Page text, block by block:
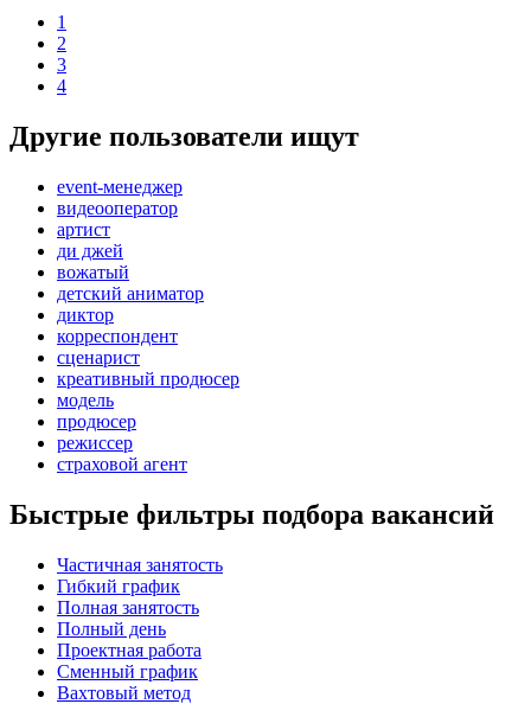
1
2
3
4
Другие пользователи ищут
event-менеджер
видеооператор
артист
ди джей
вожатый
детский аниматор
диктор
корреспондент
сценарист
креативный продюсер
модель
продюсер
режиссер
страховой агент
Быстрые фильтры подбора вакансий
Частичная занятость
Гибкий график
Полная занятость
Полный день
Проектная работа
Сменный график
Вахтовый метод